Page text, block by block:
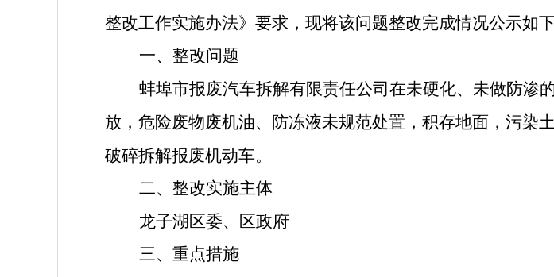
整改工作实施办法》要求，现将该问题整改完成情况公示如下
一、整改问题
蚌埠市报废汽车拆解有限责任公司在未硬化、未做防渗
放，危险废物废机油、防冻液未规范处置，积存地面，污染
破碎拆解报废机动车。
二、整改实施主体
龙子湖区委、区政府
三、重点措施